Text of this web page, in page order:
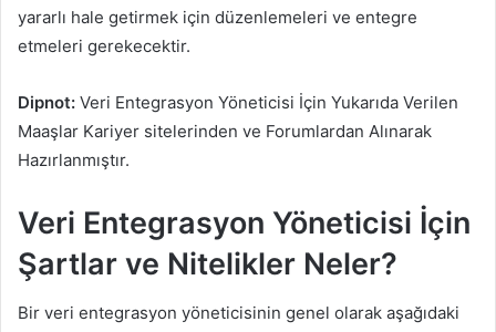
yararlı hale getirmek için düzenlemeleri ve entegre
etmeleri gerekecektir.
Dipnot: Veri Entegrasyon Yöneticisi İçin Yukarıda Verilen
Maaşlar Kariyer sitelerinden ve Forumlardan Alınarak
Hazırlanmıştır.
Veri Entegrasyon Yöneticisi İçin
Şartlar ve Nitelikler Neler?
Bir veri entegrasyon yöneticisinin genel olarak aşağıdaki